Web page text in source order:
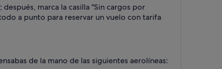
marca la casilla "Sin cargos por
a punto para reservar un vuelo con tarifa
de la mano de las siguientes aerolíneas: